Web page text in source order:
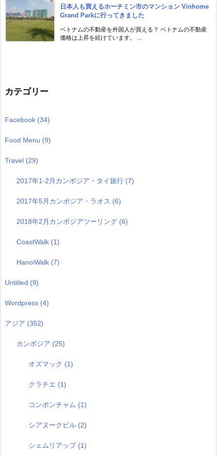
日本人も買えるホーチミン市のマンション Vinhome
Grand Parkに行ってきました
ベトナムの不動産を外国人が買える？ ベトナムの不動産
価格は上昇を続けています。 ...
カテゴリー
Facebook (34)
Food Menu (9)
Travel (29)
2017年1-2月カンボジア・タイ旅行 (7)
2017年5月カンボジア・ラオス (6)
2018年2月カンボジアツーリング (6)
CoastWalk (1)
HanoiWalk (7)
Untitled (9)
Wordpress (4)
アジア (352)
カンボジア (25)
オズマック (1)
クラチエ (1)
コンポンチャム (1)
シアヌークビル (2)
シェムリアップ (1)